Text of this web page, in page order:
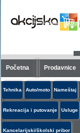
Početna Prodavnice
Tehnika Auto/moto Nameštaj
Rekreacija i putovanje Usluge
Kancelarijski/školski pribor